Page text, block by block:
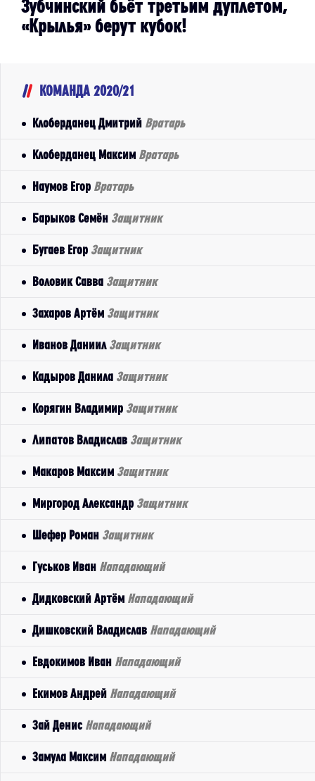
Зубчинский бьёт третьим дуплетом,
«Крылья» берут кубок!
КОМАНДА 2020/21
Клоберданец Дмитрий Вратарь
Клоберданец Максим Вратарь
Наумов Егор Вратарь
Барыков Семён Защитник
Бугаев Егор Защитник
Воловик Савва Защитник
Захаров Артём Защитник
Иванов Даниил Защитник
Кадыров Данила Защитник
Корягин Владимир Защитник
Липатов Владислав Защитник
Макаров Максим Защитник
Миргород Александр Защитник
Шефер Роман Защитник
Гуськов Иван Нападающий
Дидковский Артём Нападающий
Дишковский Владислав Нападающий
Евдокимов Иван Нападающий
Екимов Андрей Нападающий
Зай Денис Нападающий
Замула Максим Нападающий